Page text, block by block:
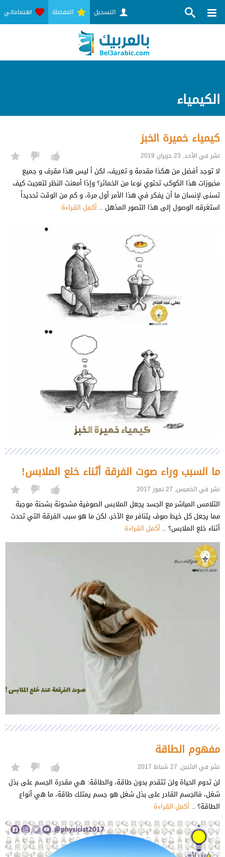
اهتماماتي المفضلة التسجيل
الكيمياء
كيمياء خميرة الخبز
نشر في الأحد, 23 حزيران 2019
لا توجد أفضل من هكذا مقدمة و تعريف، لكن أ ليس هذا مقرف و جميع
مخبوزات هذا الكوكب تحتوي نوعا من الخمائر؟ وإذا أمعنت النظر لتعجبت كيف
تسنى لإنسان ما أن يفكر في هذا الأمر أول مرة، و كم من الوقت تحديداً
استغرقه الوصول إلى هذا التصور المذهل .. أكمل القراءة
ما السبب وراء صوت الفرقة أثناء خلع الملابس!
نشر في الخميس, 27 تموز 2017
التلامس المباشر مع الجسد يجعل الملابس الصوفية مشحونة بشحنة موجبة
مما يجعل كل خيط صوف يتنافر مع الآخر، لكن ما هو سبب الفرقة التي تحدث
أثناء خلع الملابس؟ .. أكمل القراءة
مفهوم الطاقة
نشر في الاثنين, 27 شباط 2017
لن تدوم الحياة ولن تتقدم بدون طاقة، والطاقة: هي مقدرة الجسم على بذل
شغل، فالجسم القادر على بذل شغل هو جسم يمتلك طاقة، ما هي أنواع
الطاقة؟ .. أكمل القراءة